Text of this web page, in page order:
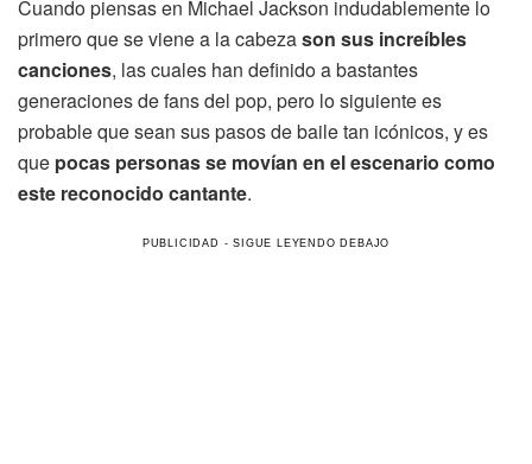
Cuando piensas en Michael Jackson indudablemente lo
primero que se viene a la cabezason sus increíbles
canciones, las cuales han definido a bastantes
generaciones de fans del pop, pero lo siguiente es
probable que sean sus pasos de baile tan icónicos, y es
que pocas personas se movían en el escenario como
este reconocido cantante.